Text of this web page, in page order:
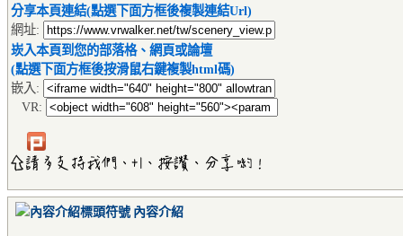
分享本頁連結(點選下面方框後複製連結Url)
網址:
崁入本頁到您的部落格、網頁或論壇
(點選下面方框後按滑鼠右鍵複製html碼)
嵌入:
VR:
內容介紹